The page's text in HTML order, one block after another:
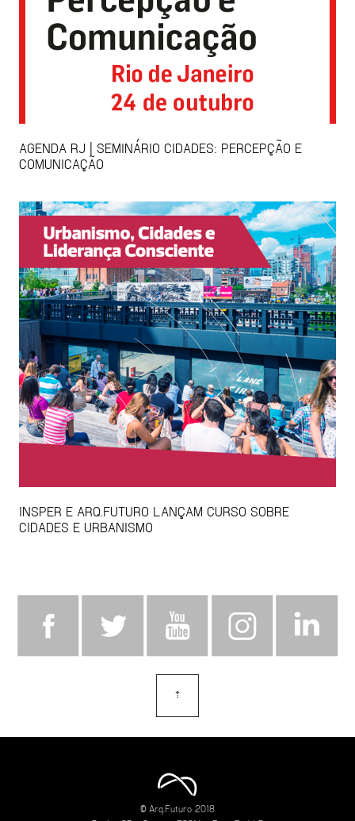
AGENDA RJ | SEMINÁRIO CIDADES: PERCEPÇÃO E
COMUNICAÇÃO
INSPER E ARQ.FUTURO LANÇAM CURSO SOBRE
CIDADES E URBANISMO
⇡
© Arq.Futuro 2018